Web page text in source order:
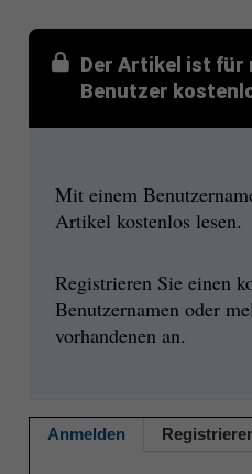
Der Artikel ist
Benutzer
Mit einem
Artikel kostenlos lesen.
Registrieren Sie einen
Benutzernamen oder
vorhandenen an.
Anmelden